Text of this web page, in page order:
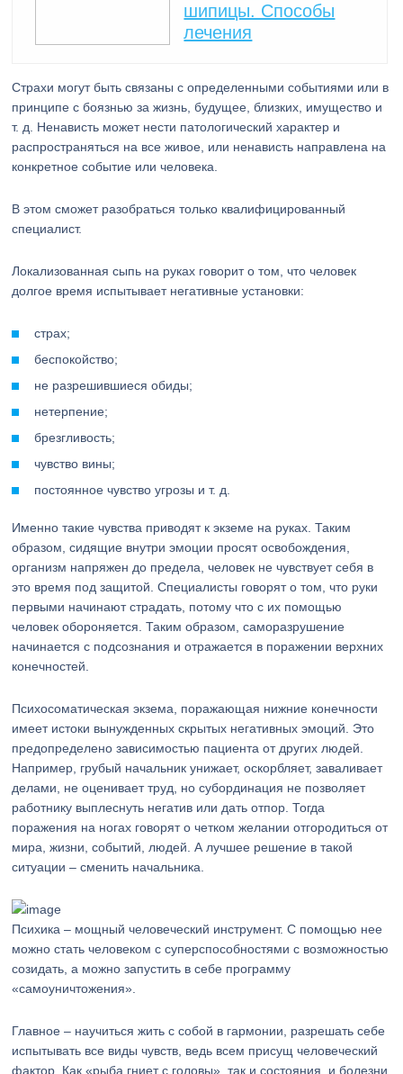
шипицы. Способы
лечения
Страхи могут быть связаны с определенными событиями или в
принципе с боязнью за жизнь, будущее, близких, имущество и
т. д. Ненависть может нести патологический характер и
распространяться на все живое, или ненависть направлена на
конкретное событие или человека.
В этом сможет разобраться только квалифицированный
специалист.
Локализованная сыпь на руках говорит о том, что человек
долгое время испытывает негативные установки:
страх;
беспокойство;
не разрешившиеся обиды;
нетерпение;
брезгливость;
чувство вины;
постоянное чувство угрозы и т. д.
Именно такие чувства приводят к экземе на руках. Таким
образом, сидящие внутри эмоции просят освобождения,
организм напряжен до предела, человек не чувствует себя в
это время под защитой. Специалисты говорят о том, что руки
первыми начинают страдать, потому что с их помощью
человек обороняется. Таким образом, саморазрушение
начинается с подсознания и отражается в поражении верхних
конечностей.
Психосоматическая экзема, поражающая нижние конечности
имеет истоки вынужденных скрытых негативных эмоций. Это
предопределено зависимостью пациента от других людей.
Например, грубый начальник унижает, оскорбляет, заваливает
делами, не оценивает труд, но субординация не позволяет
работнику выплеснуть негатив или дать отпор. Тогда
поражения на ногах говорят о четком желании отгородиться от
мира, жизни, событий, людей. А лучшее решение в такой
ситуации – сменить начальника.
Психика – мощный человеческий инструмент. С помощью нее
можно стать человеком с суперспособностями с возможностью
созидать, а можно запустить в себе программу
«самоуничтожения».
Главное – научиться жить с собой в гармонии, разрешать себе
испытывать все виды чувств, ведь всем присущ человеческий
фактор. Как «рыба гниет с головы», так и состояния, и болезни